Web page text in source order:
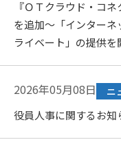
『ＯＴクラウド・コ
を追加～「インターネ
ライベート」の提供を
2026年05月08日 ニ
役員人事に関するお知